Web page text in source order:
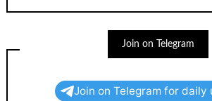
Join on Telegram
Join on Telegram for daily